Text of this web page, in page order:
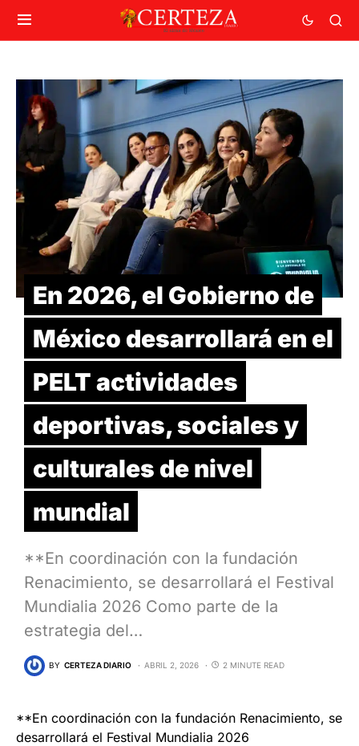
En 2026, el Gobierno de
México desarrollará en el
PELT actividades
deportivas, sociales y
culturales de nivel
mundial
**En coordinación con la fundación
Renacimiento, se desarrollará el Festival
Mundialia 2026 Como parte de la
estrategia del…
BY CERTEZA DIARIO ABRIL 2, 2026 2 MINUTE READ
**En coordinación con la fundación Renacimiento, se
desarrollará el Festival Mundialia 2026